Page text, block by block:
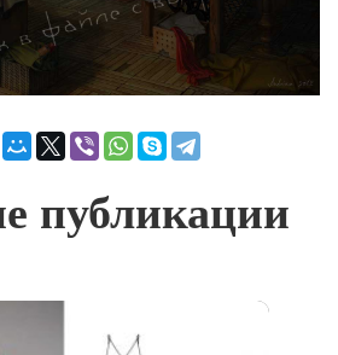
публикации